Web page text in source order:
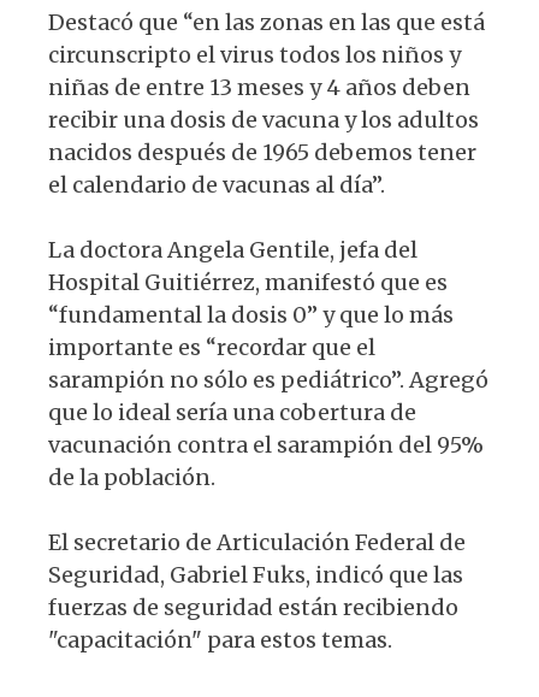
Destacó que “en las zonas en las que está
circunscripto el virus todos los niños y
niñas de entre 13 meses y 4 años deben
recibir una dosis de vacuna y los adultos
nacidos después de 1965 debemos tener
el calendario de vacunas al día”.
La doctora Angela Gentile, jefa del
Hospital Guitiérrez, manifestó que es
“fundamental la dosis 0” y que lo más
importante es “recordar que el
sarampión no sólo es pediátrico”. Agregó
que lo ideal sería una cobertura de
vacunación contra el sarampión del 95%
de la población.
El secretario de Articulación Federal de
Seguridad, Gabriel Fuks, indicó que las
fuerzas de seguridad están recibiendo
"capacitación" para estos temas.